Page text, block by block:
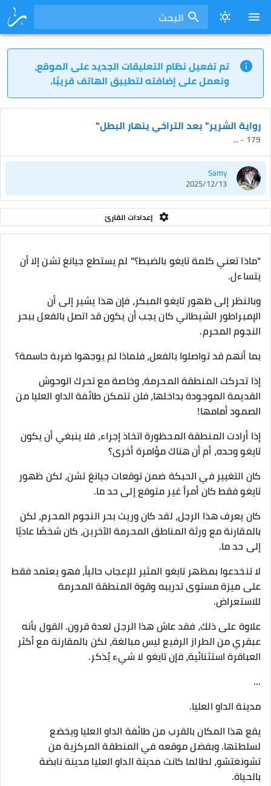
البحث
تم تفعيل نظام التعليقات الجديد على الموقع،
ونعمل على إضافته لتطبيق الهاتف قريبًا.
رواية الشرير" بعد التراخي ينهار البطل"
179 - ...
Samy
2025/12/13
إعدادات القارئ
"ماذا تعني كلمة تايغو بالضبط؟" لم يستطع جيانغ تشن إلا أن
يتساءل.
وبالنظر إلى ظهور تايغو المبكر، فإن هذا يشير إلى أن
الإمبراطور الشيطاني كان يجب أن يكون قد اتصل بالفعل ببحر
النجوم المحرم.
بما أنهم قد تواصلوا بالفعل، فلماذا لم يوجهوا ضربة حاسمة؟
إذا تحركت المنطقة المحرمة، وخاصة مع تحرك الوحوش
القديمة الموجودة بداخلها، فلن تتمكن طائفة الداو العليا من
الصمود أمامها!
إذا أرادت المنطقة المحظورة اتخاذ إجراء، فلا ينبغي أن يكون
تايغو وحده، أم أن هناك مؤامرة أخرى؟
كان التغيير في الحبكة ضمن توقعات جيانغ تشن، لكن ظهور
تايغو فقط كان أمراً غير متوقع إلى حد ما.
كان يعرف هذا الرجل، لقد كان وريث بحر النجوم المحرم، لكن
بالمقارنة مع ورثة المناطق المحرمة الآخرين، كان شخصًا عاديًا
إلى حد ما.
لا تنخدعوا بمظهر تايغو المثير للإعجاب حالياً، فهو يعتمد فقط
على ميزة مستوى تدريبه وقوة المنطقة المحرمة
للاستعراض.
علاوة على ذلك، فقد عاش هذا الرجل لعدة قرون. القول بأنه
عبقري من الطراز الرفيع ليس مبالغة، لكن بالمقارنة مع أكثر
العباقرة استثنائية، فإن تايغو لا شيء يُذكر.
...
مدينة الداو العليا.
يقع هذا المكان بالقرب من طائفة الداو العليا ويخضع
لسلطتها. وبفضل موقعه في المنطقة المركزية من
تشونغتشو، لطالما كانت مدينة الداو العليا مدينة نابضة
بالحياة.